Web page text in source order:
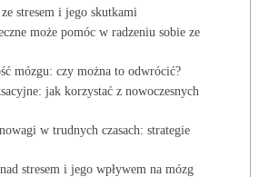
stresem i jego skutkami
może pomóc w radzeniu sobie ze
mózgu: czy można to odwrócić?
jak korzystać z nowoczesnych
w trudnych czasach: strategie
stresem i jego wpływem na mózg